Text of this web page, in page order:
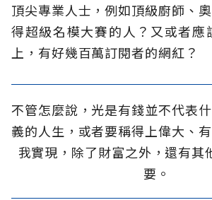
頂尖專業人士，例如頂級廚師、
得超級名模大賽的人？又或者應
上，有好幾百萬訂閱者的網紅？
不管怎麼說，光是有錢並不代表
義的人生，或者要稱得上偉大、
我實現，除了財富之外，還有其
要。